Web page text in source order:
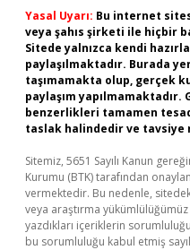
Yasal Uyarı: Bu internet
veya şahıs şirketi ile hiçbir
Sitede yalnızca kendi
paylaşılmaktadır. Burada
taşımamakta olup, gerçek
paylaşım
benzerlikleri tamamen
taslak halindedir ve tavsiye
Sitemiz, 5651 Sayılı Kanun
Kurumu (BTK) tarafından
vermektedir. Bu nedenle,
veya araştırma
yazdıkları içeriklerin
bu sorumluluğu kabul etmiş